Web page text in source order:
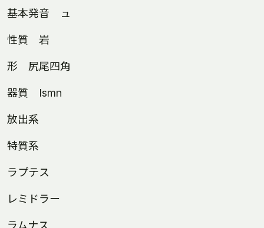
基本発音 ュ
性質 岩
形 尻尾四角
器質 Ismn
放出系
特質系
ラプテス
レミドラー
ラムナス